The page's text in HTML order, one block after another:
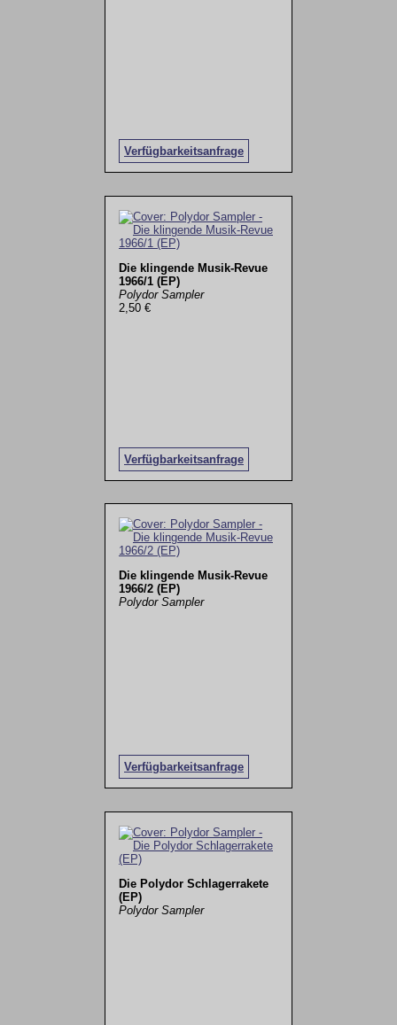
Verfügbarkeitsanfrage
Die klingende Musik-Revue
1966/1 (EP)
Polydor Sampler
2,50 €
Verfügbarkeitsanfrage
Die klingende Musik-Revue
1966/2 (EP)
Polydor Sampler
Verfügbarkeitsanfrage
Die Polydor Schlagerrakete
(EP)
Polydor Sampler